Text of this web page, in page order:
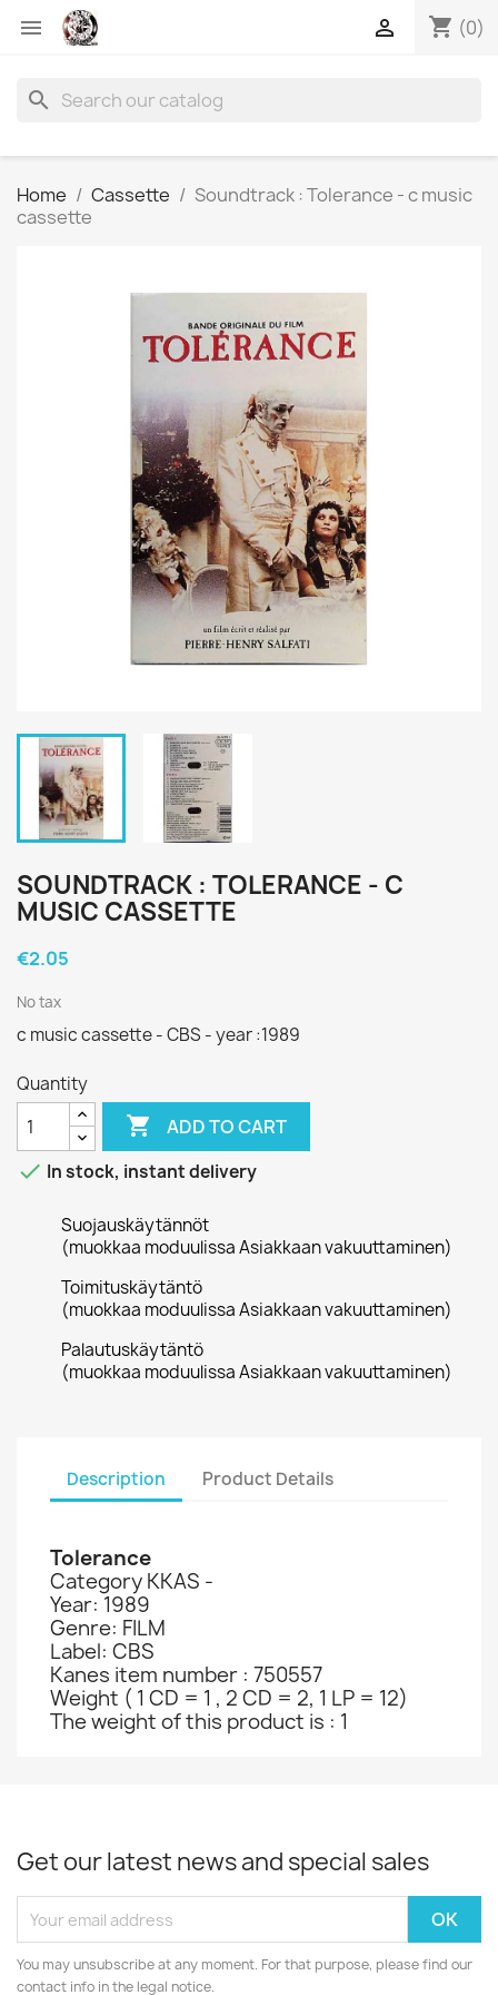
 shopping_cart (0)

search
Home Cassette
Soundtrack : Tolerance - c music
cassette
SOUNDTRACK : TOLERANCE - C
MUSIC CASSETTE
€2.05
No tax
c music cassette - CBS - year :1989
Quantity
 ADD TO CART
 In stock, instant delivery
Suojauskäytännöt
(muokkaa moduulissa Asiakkaan vakuuttaminen)
Toimituskäytäntö
(muokkaa moduulissa Asiakkaan vakuuttaminen)
Palautuskäytäntö
(muokkaa moduulissa Asiakkaan vakuuttaminen)
Description Product Details
Tolerance
Category KKAS -
Year: 1989
Genre: FILM
Label: CBS
Kanes item number : 750557
Weight ( 1 CD = 1 , 2 CD = 2, 1 LP = 12)
The weight of this product is : 1
Get our latest news and special sales
You may unsubscribe at any moment. For that purpose, please find our
contact info in the legal notice.